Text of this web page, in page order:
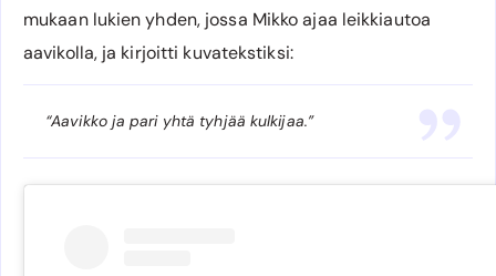
mukaan lukien yhden, jossa Mikko ajaa leikkiautoa
aavikolla, ja kirjoitti kuvatekstiksi:
“Aavikko ja pari yhtä tyhjää kulkijaa.”